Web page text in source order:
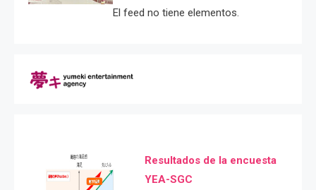
El feed no tiene elementos.
Resultados de la encuesta
YEA-SGC